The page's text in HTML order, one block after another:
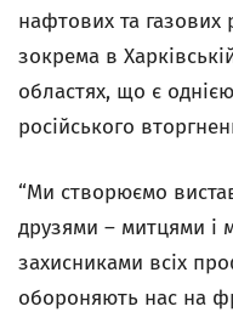
нафтових та газових
зокрема в
областях, що є
російського
“Ми створюємо
друзями – митцями і
захисниками всіх
обороняють нас на